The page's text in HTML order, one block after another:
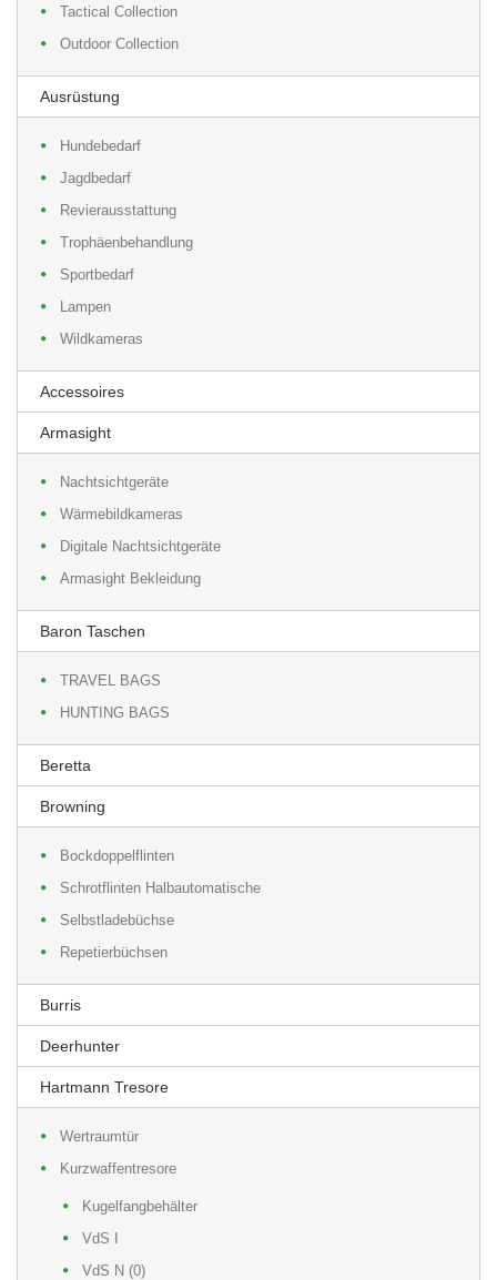
Tactical Collection
Outdoor Collection
Ausrüstung
Hundebedarf
Jagdbedarf
Revierausstattung
Trophäenbehandlung
Sportbedarf
Lampen
Wildkameras
Accessoires
Armasight
Nachtsichtgeräte
Wärmebildkameras
Digitale Nachtsichtgeräte
Armasight Bekleidung
Baron Taschen
TRAVEL BAGS
HUNTING BAGS
Beretta
Browning
Bockdoppelflinten
Schrotflinten Halbautomatische
Selbstladebüchse
Repetierbüchsen
Burris
Deerhunter
Hartmann Tresore
Wertraumtür
Kurzwaffentresore
Kugelfangbehälter
VdS I
VdS N (0)